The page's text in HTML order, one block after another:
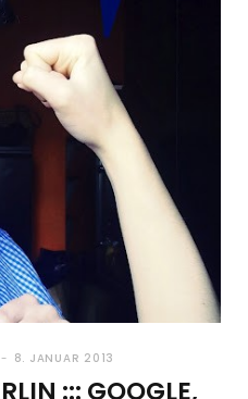
8. JANUAR 2013
::: GOOGLE,